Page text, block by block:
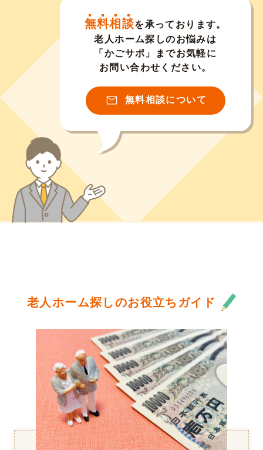
無料相談を承っております。
老人ホーム探しのお悩みは
「かごサポ」までお気軽に
お問い合わせください。
無料相談について
老人ホーム探しのお役立ちガイド